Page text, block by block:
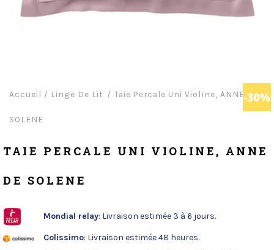
Accueil / Linge De Lit Taie Percale Uni Violine, ANNE DE
SOLENE
TAIE PERCALE UNI VIOLINE, ANNE
DE SOLENE
Mondial relay: Livraison estimée 3 à 6 jours.
Colissimo: Livraison estimée 48 heures.